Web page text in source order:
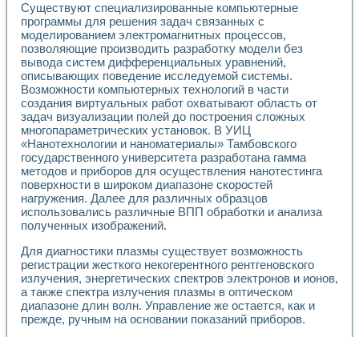
Стенд для исследования электрических переходных
Автоматизация контроля сварных швов на базе
Измерительный контроль с применением
Моделирование надежности и эффективности систем
Лабораторные практикумы и учебные стенды
Автоматизация лабораторного стенда по измерению
Автоматизированные лабораторные комплексы для
Виртуальный прибор для исследования нелинейных
Использование виртуальных приборов в процесе
Использование программ ELECTRONICS WORKBENCH-
Лабораторный практикум по дисциплине «Цифровые
Лабораторный практикум по ИНС на основе LabVIEW
Лабораторный практикум по основам теории коммутации
Опыт использования NI LabVIEW для создания
Применение LabVIEW для исследования течения в
Обратный маятник
Устройство для изучения основ интерфейсов обмена по
Лабораторный практикум: изучение адиабатического
Стенд для исследования электрических переходных
Система статистической обработки результатов
Существуют специализированные компьютерные
программы для решения задач связанных с
моделированием электромагнитных процессов,
позволяющие производить разработку модели без
вывода систем дифференциальных уравнений,
описывающих поведение исследуемой системы.
Возможности компьютерных технологий в части
создания виртуальных работ охватывают область от
задач визуализации полей до построения сложных
многопараметрических установок. В УИЦ
«Нанотехнологии и наноматериалы» Тамбовского
государственного университета разработана гамма
методов и приборов для осуществления нанотестинга
поверхности в широком диапазоне скоростей
нагружения. Далее для различных образцов
использовались различные ВПП обработки и анализа
полученных изображений.
Для диагностики плазмы существует возможность
регистрации жесткого некогерентного рентгеновского
излучения, энергетических спектров электронов и ионов,
а также спектра излучения плазмы в оптическом
диапазоне длин волн. Управление же остается, как и
прежде, ручным на основании показаний приборов.